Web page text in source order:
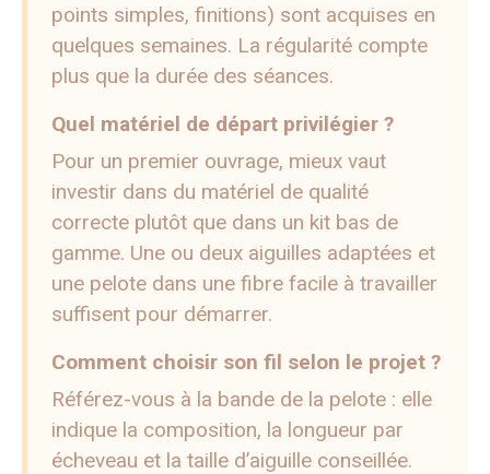
points simples, finitions) sont acquises en
quelques semaines. La régularité compte
plus que la durée des séances.
Quel matériel de départ privilégier ?
Pour un premier ouvrage, mieux vaut
investir dans du matériel de qualité
correcte plutôt que dans un kit bas de
gamme. Une ou deux aiguilles adaptées et
une pelote dans une fibre facile à travailler
suffisent pour démarrer.
Comment choisir son fil selon le projet ?
Référez-vous à la bande de la pelote : elle
indique la composition, la longueur par
écheveau et la taille d’aiguille conseillée.